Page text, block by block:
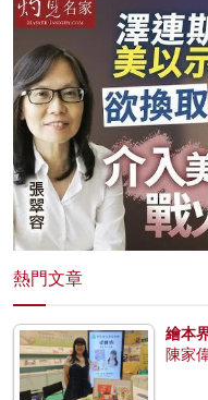
熱門文章
繪本
陳家